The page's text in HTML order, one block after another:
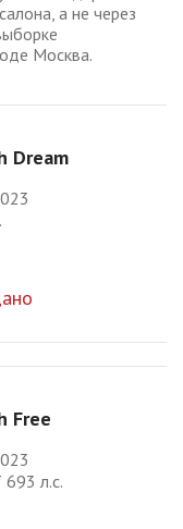
а не через
Москва.
Dream
Free
693 л.с.